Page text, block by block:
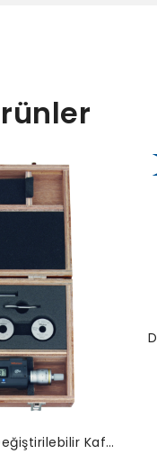
Digimatic Holtest Değiştirilebilir Kafa Seti-468-971